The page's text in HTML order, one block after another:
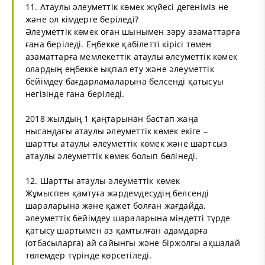
11. Атаулы әлеуметтік көмек жүйесі дегеніміз не
және ол кімдерге беріледі?
Әлеуметтік көмек оған шынымен зәру азаматтарға
ғана беріледі. Еңбекке қабілетті кірісі төмен
азаматтарға мемлекеттік атаулы әлеуметтік көмек
олардың еңбекке ықпал ету және әлеуметтік
бейімдеу бағдарламаларына белсенді қатысуы
негізінде ғана беріледі.
2018 жылдың 1 қаңтарынан бастап жаңа
нысандағы атаулы әлеуметтік көмек екіге –
шартты атаулы әлеуметтік көмек және шартсыз
атаулы әлеуметтік көмек болып бөлінеді.
12. Шартты атаулы әлеуметтік көмек
Жұмыспен қамтуға жәрдемдесудің белсенді
шараларына және қажет болған жағдайда,
әлеуметтік бейімдеу шараларына міндетті түрде
қатысу шартымен аз қамтылған адамдарға
(отбасыларға) ай сайынғы және біржолғы ақшалай
төлемдер түрінде көрсетіледі.